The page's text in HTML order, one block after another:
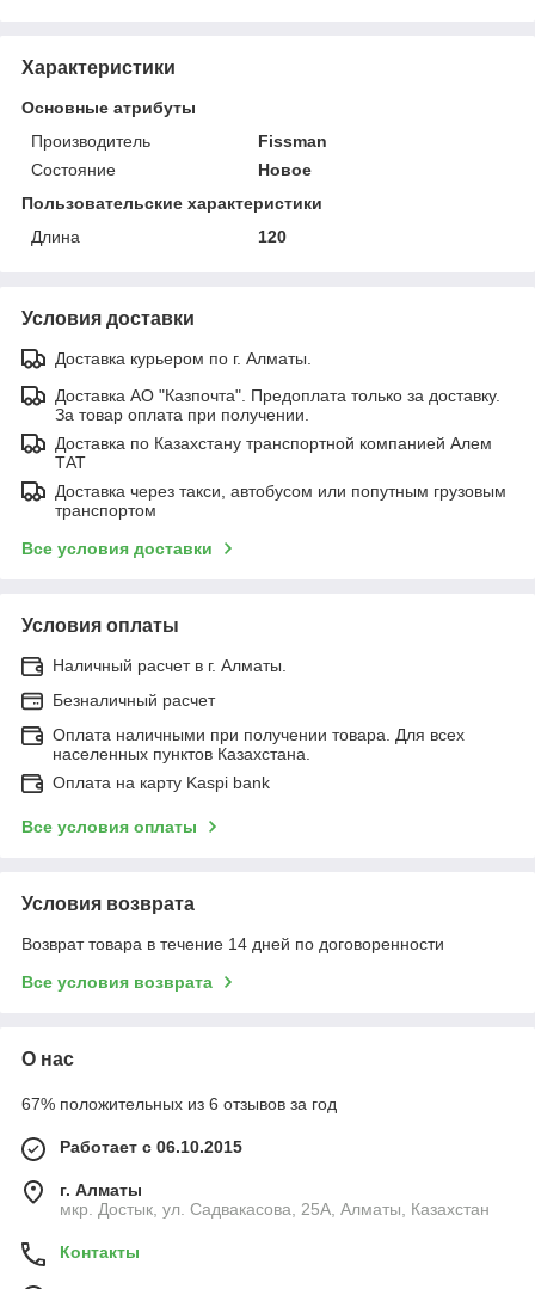
Характеристики
Основные атрибуты
Производитель
Fissman
Состояние
Новое
Пользовательские характеристики
Длина
120
Условия доставки
Доставка курьером по г. Алматы.
Доставка АО "Казпочта". Предоплата только за доставку.
За товар оплата при получении.
Доставка по Казахстану транспортной компанией Алем
ТАТ
Доставка через такси, автобусом или попутным грузовым
транспортом
Все условия доставки
Условия оплаты
Наличный расчет в г. Алматы.
Безналичный расчет
Оплата наличными при получении товара. Для всех
населенных пунктов Казахстана.
Оплата на карту Kaspi bank
Все условия оплаты
Условия возврата
Возврат товара в течение 14 дней по договоренности
Все условия возврата
О нас
67% положительных из 6 отзывов за год
Работает с 06.10.2015
г. Алматы
мкр. Достык, ул. Садвакасова, 25А, Алматы, Казахстан
Контакты